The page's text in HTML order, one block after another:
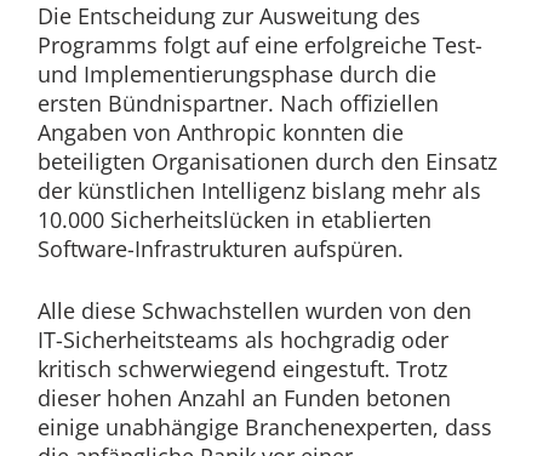
Die Entscheidung zur Ausweitung des
Programms folgt auf eine erfolgreiche Test-
und Implementierungsphase durch die
ersten Bündnispartner. Nach offiziellen
Angaben von Anthropic konnten die
beteiligten Organisationen durch den Einsatz
der künstlichen Intelligenz bislang mehr als
10.000 Sicherheitslücken in etablierten
Software-Infrastrukturen aufspüren.
Alle diese Schwachstellen wurden von den
IT-Sicherheitsteams als hochgradig oder
kritisch schwerwiegend eingestuft. Trotz
dieser hohen Anzahl an Funden betonen
einige unabhängige Branchenexperten, dass